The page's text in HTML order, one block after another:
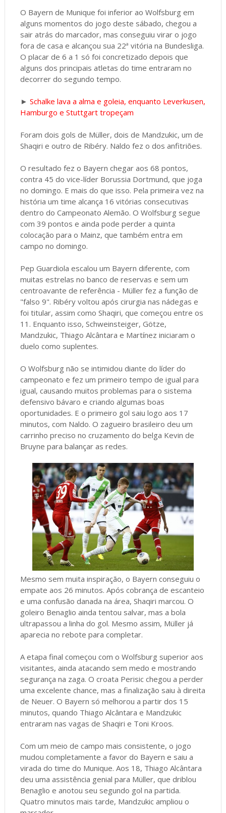
O Bayern de Munique foi inferior ao Wolfsburg em
alguns momentos do jogo deste sábado, chegou a
sair atrás do marcador, mas conseguiu virar o jogo
fora de casa e alcançou sua 22ª vitória na Bundesliga.
O placar de 6 a 1 só foi concretizado depois que
alguns dos principais atletas do time entraram no
decorrer do segundo tempo.
► Schalke lava a alma e goleia, enquanto Leverkusen,
Hamburgo e Stuttgart tropeçam
Foram dois gols de Müller, dois de Mandzukic, um de
Shaqiri e outro de Ribéry. Naldo fez o dos anfitriões.
O resultado fez o Bayern chegar aos 68 pontos,
contra 45 do vice-líder Borussia Dortmund, que joga
no domingo. E mais do que isso. Pela primeira vez na
história um time alcança 16 vitórias consecutivas
dentro do Campeonato Alemão. O Wolfsburg segue
com 39 pontos e ainda pode perder a quinta
colocação para o Mainz, que também entra em
campo no domingo.
Pep Guardiola escalou um Bayern diferente, com
muitas estrelas no banco de reservas e sem um
centroavante de referência - Müller fez a função de
"falso 9". Ribéry voltou após cirurgia nas nádegas e
foi titular, assim como Shaqiri, que começou entre os
11. Enquanto isso, Schweinsteiger, Götze,
Mandzukic, Thiago Alcântara e Martínez iniciaram o
duelo como suplentes.
O Wolfsburg não se intimidou diante do líder do
campeonato e fez um primeiro tempo de igual para
igual, causando muitos problemas para o sistema
defensivo bávaro e criando algumas boas
oportunidades. E o primeiro gol saiu logo aos 17
minutos, com Naldo. O zagueiro brasileiro deu um
carrinho preciso no cruzamento do belga Kevin de
Bruyne para balançar as redes.
Mesmo sem muita inspiração, o Bayern conseguiu o
empate aos 26 minutos. Após cobrança de escanteio
e uma confusão danada na área, Shaqiri marcou. O
goleiro Benaglio ainda tentou salvar, mas a bola
ultrapassou a linha do gol. Mesmo assim, Müller já
aparecia no rebote para completar.
A etapa final começou com o Wolfsburg superior aos
visitantes, ainda atacando sem medo e mostrando
segurança na zaga. O croata Perisic chegou a perder
uma excelente chance, mas a finalização saiu à direita
de Neuer. O Bayern só melhorou a partir dos 15
minutos, quando Thiago Alcântara e Mandzukic
entraram nas vagas de Shaqiri e Toni Kroos.
Com um meio de campo mais consistente, o jogo
mudou completamente a favor do Bayern e saiu a
virada do time do Munique. Aos 18, Thiago Alcântara
deu uma assistência genial para Müller, que driblou
Benaglio e anotou seu segundo gol na partida.
Quatro minutos mais tarde, Mandzukic ampliou o